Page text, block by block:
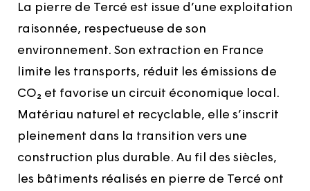
La pierre de Tercé est issue d’une exploitation
raisonnée, respectueuse de son
environnement. Son extraction en France
limite les transports, réduit les émissions de
CO₂ et favorise un circuit économique local.
Matériau naturel et recyclable, elle s’inscrit
pleinement dans la transition vers une
construction plus durable. Au fil des siècles,
les bâtiments réalisés en pierre de Tercé ont